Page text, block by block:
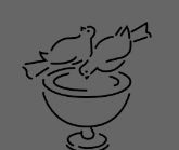
contenu